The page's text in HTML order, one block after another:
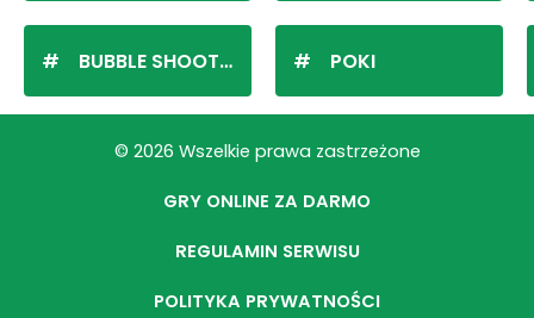
BUBBLE SHOOTER POKI
© 2026 Wszelkie prawa zastrzeżone
GRY ONLINE ZA DARMO
REGULAMIN SERWISU
POLITYKA PRYWATNOŚCI